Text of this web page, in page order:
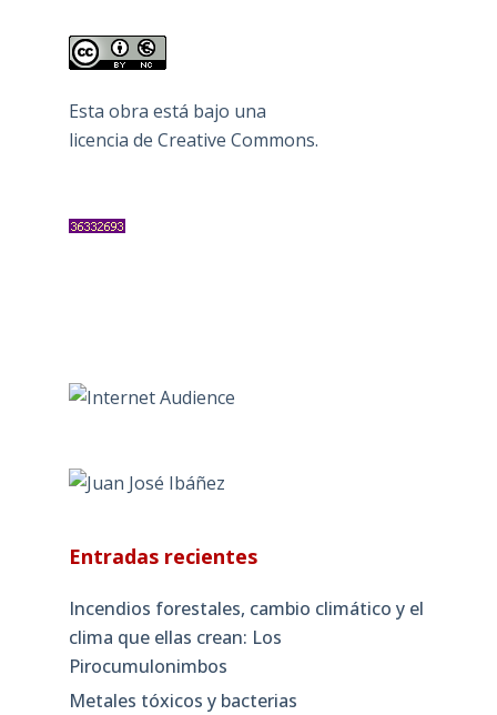
Esta obra está bajo una
licencia de Creative Commons.
Entradas recientes
Incendios forestales, cambio climático y el
clima que ellas crean: Los
Pirocumulonimbos
Metales tóxicos y bacterias